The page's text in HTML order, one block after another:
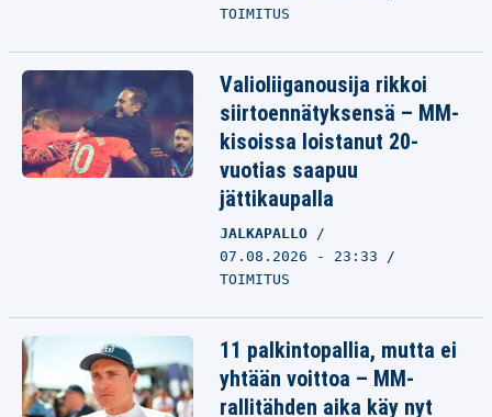
TOIMITUS
Valioliiganousija rikkoi
siirtoennätyksensä – MM-
kisoissa loistanut 20-
vuotias saapuu
jättikaupalla
JALKAPALLO
07.08.2026 - 23:33
TOIMITUS
11 palkintopallia, mutta ei
yhtään voittoa – MM-
rallitähden aika käy nyt